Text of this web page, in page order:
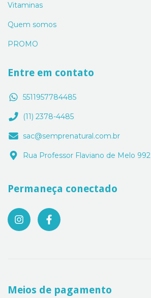
Vitaminas
Quem somos
PROMO
Entre em contato
5511957784485
(11) 2378-4485
sac@semprenatural.com.br
Rua Professor Flaviano de Melo 992
Permaneça conectado
Meios de pagamento